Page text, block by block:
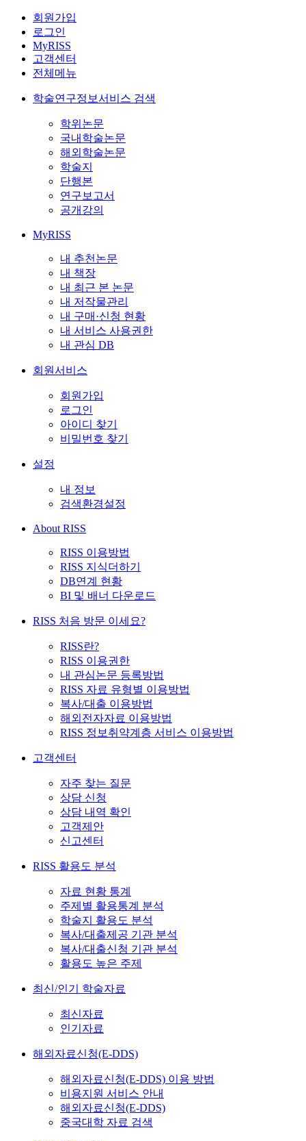
회원가입
로그인
MyRISS
고객센터
전체메뉴
학술연구정보서비스 검색
학위논문
국내학술논문
해외학술논문
학술지
단행본
연구보고서
공개강의
MyRISS
내 추천논문
내 책장
내 최근 본 논문
내 저작물관리
내 구매·신청 현황
내 서비스 사용권한
내 관심 DB
회원서비스
회원가입
로그인
아이디 찾기
비밀번호 찾기
설정
내 정보
검색환경설정
About RISS
RISS 이용방법
RISS 지식더하기
DB연계 현황
BI 및 배너 다운로드
RISS 처음 방문 이세요?
RISS란?
RISS 이용권한
내 관심논문 등록방법
RISS 자료 유형별 이용방법
복사/대출 이용방법
해외전자자료 이용방법
RISS 정보취약계층 서비스 이용방법
고객센터
자주 찾는 질문
상담 신청
상담 내역 확인
고객제안
신고센터
RISS 활용도 분석
자료 현황 통계
주제별 활용통계 분석
학술지 활용도 분석
복사/대출제공 기관 분석
복사/대출신청 기관 분석
활용도 높은 주제
최신/인기 학술자료
최신자료
인기자료
해외자료신청(E-DDS)
해외자료신청(E-DDS) 이용 방법
비용지원 서비스 안내
해외자료신청(E-DDS)
중국대학 자료 검색